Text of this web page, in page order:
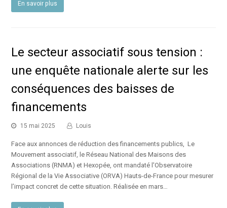
En savoir plus
Le secteur associatif sous tension :
une enquête nationale alerte sur les
conséquences des baisses de
financements
15 mai 2025 Louis
Face aux annonces de réduction des financements publics, Le
Mouvement associatif, le Réseau National des Maisons des
Associations (RNMA) et Hexopée, ont mandaté l'Observatoire
Régional de la Vie Associative (ORVA) Hauts-de-France pour mesurer
l’impact concret de cette situation. Réalisée en mars…